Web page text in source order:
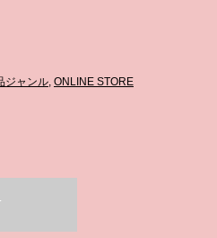
ジャンル, ONLINE STORE